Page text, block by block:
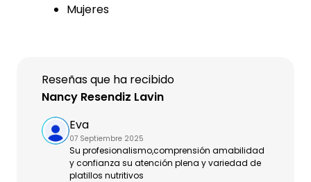
Mujeres
Reseñas que ha recibido
Nancy Resendiz Lavin
Eva
07 Septiembre 2025
Su profesionalismo,comprensión amabilidad
y confianza su atención plena y variedad de
platillos nutritivos